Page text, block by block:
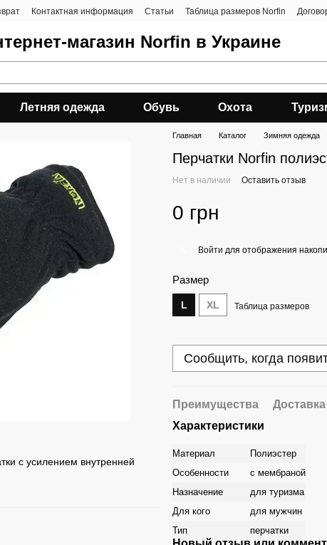
Контактная информация Статьи Таблица размеров Norfin
магазин Norfin в Украине
Летняя одежда Обувь Охота
с усилением внутренней
Главная Каталог Зимняя одежда
Перчатки Norfin
Нет в наличии Оставить отзыв
0 грн
Войти для отображения
Размер
L XL Таблица размеров
Сообщить, когда
Преимущества Доставка
Характеристики
Материал
Полиэстер
Особенности
с мембраной
Назначение
для туризма
Для кого
для мужчин
Тип
перчатки